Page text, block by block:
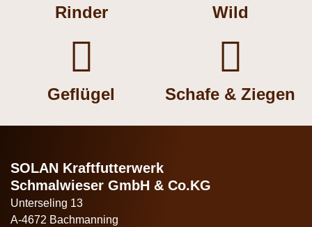
Rinder Wild

Geflügel

Schafe & Ziegen
SOLAN Kraftfutterwerk
Schmalwieser GmbH & Co.KG
Unterseling 13
A-4672 Bachmanning